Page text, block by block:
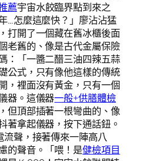
薦宇宙水餃臨界點到來之
…怎麼這麼快？」廖沾沾猛
打開了一個藏在舊冰櫃後面
老舊的、像是古代金屬保險
：「一醬二醋三油四辣五蒜
公式，只有像他這樣的傳統
，裡面沒有黃金，只有一個
器。這儀器一般+供膳體檢
但頂部插著一根彎曲的、像
著拿起儀器，按下通話鈕。
聲，接著傳來一陣高八
的聲音。「喂！是健檢項目